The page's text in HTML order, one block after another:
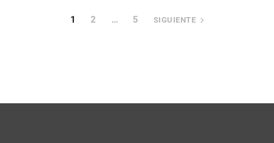
1 2 … 5 SIGUIENTE